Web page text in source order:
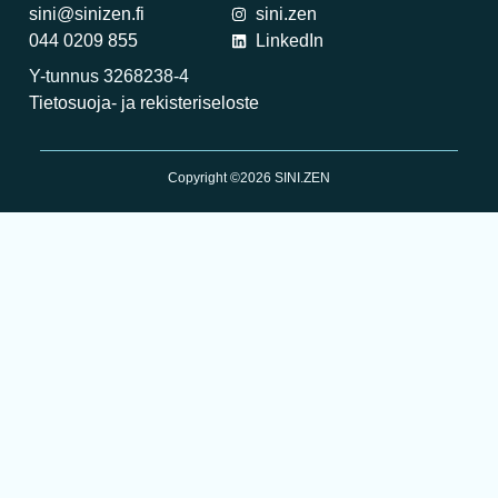
sini@sinizen.fi
044 0209 855
sini.zen
LinkedIn
Y-tunnus 3268238-4
Tietosuoja- ja rekisteriseloste
Copyright ©2026 SINI.ZEN